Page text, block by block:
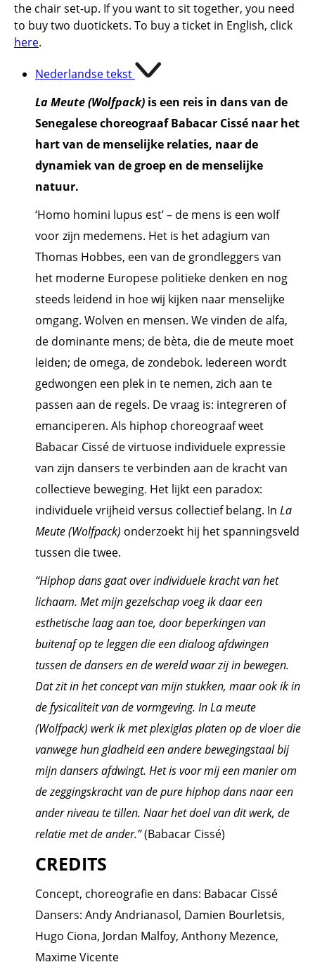
the chair set-up. If you want to sit together, you need
to buy two duotickets. To buy a ticket in English, click
here.
Nederlandse tekst
La Meute (Wolfpack) is een reis in dans van de
Senegalese choreograaf Babacar Cissé naar het
hart van de menselijke relaties, naar de
dynamiek van de groep en de menselijke
natuur.
‘Homo homini lupus est’ – de mens is een wolf
voor zijn medemens. Het is het adagium van
Thomas Hobbes, een van de grondleggers van
het moderne Europese politieke denken en nog
steeds leidend in hoe wij kijken naar menselijke
omgang. Wolven en mensen. We vinden de alfa,
de dominante mens; de bèta, die de meute moet
leiden; de omega, de zondebok. Iedereen wordt
gedwongen een plek in te nemen, zich aan te
passen aan de regels. De vraag is: integreren of
emanciperen. Als hiphop choreograaf weet
Babacar Cissé de virtuose individuele expressie
van zijn dansers te verbinden aan de kracht van
collectieve beweging. Het lijkt een paradox:
individuele vrijheid versus collectief belang. In La
Meute (Wolfpack) onderzoekt hij het spanningsveld
tussen die twee.
“Hiphop dans gaat over individuele kracht van het
lichaam. Met mijn gezelschap voeg ik daar een
esthetische laag aan toe, door beperkingen van
buitenaf op te leggen die een dialoog afdwingen
tussen de dansers en de wereld waar zij in bewegen.
Dat zit in het concept van mijn stukken, maar ook ik in
de fysicaliteit van de vormgeving. In La meute
(Wolfpack) werk ik met plexiglas platen op de vloer die
vanwege hun gladheid een andere bewegingstaal bij
mijn dansers afdwingt. Het is voor mij een manier om
de zeggingskracht van de pure hiphop dans naar een
ander niveau te tillen. Naar het doel van dit werk, de
relatie met de ander.”(Babacar Cissé)
CREDITS
Concept, choreografie en dans: Babacar Cissé
Dansers: Andy Andrianasol, Damien Bourletsis,
Hugo Ciona, Jordan Malfoy, Anthony Mezence,
Maxime Vicente